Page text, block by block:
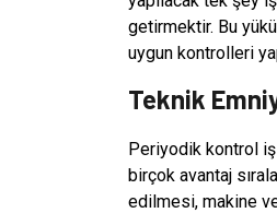
getirmektir. Bu
uygun kontrolleri
Teknik
Periyodik kontrol iş
birçok avantaj
edilmesi, makine